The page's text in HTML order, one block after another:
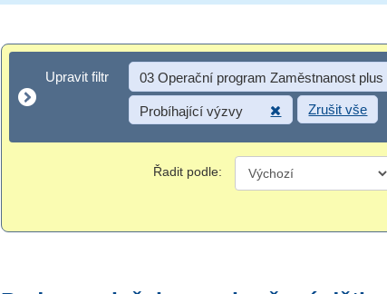
Upravit filtr
Upravit filtr 03 Operační program Zaměstnanost plus
Probíhající výzvy Zrušit vše
Řadit podle: